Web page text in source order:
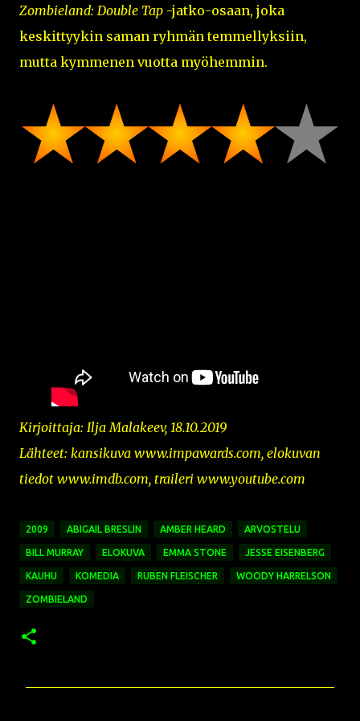
Zombieland: Double Tap -jatko-osaan, joka
keskittyykin saman ryhmän temmellyksiin,
mutta kymmenen vuotta myöhemmin.
Kirjoittaja: Ilja Malakeev, 18.10.2019
Lähteet: kansikuva www.impawards.com, elokuvan
tiedot www.imdb.com, traileri www.youtube.com
2009 ABIGAIL BRESLIN AMBER HEARD ARVOSTELU
BILL MURRAY ELOKUVA EMMA STONE JESSE EISENBERG
KAUHU KOMEDIA RUBEN FLEISCHER WOODY HARRELSON
ZOMBIELAND